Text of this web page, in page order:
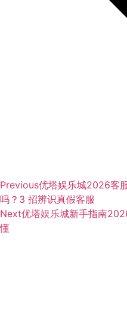
Previous优塔娱乐城2026客
吗？3 招辨识真假客服
Next优塔娱乐城新手指南
懂